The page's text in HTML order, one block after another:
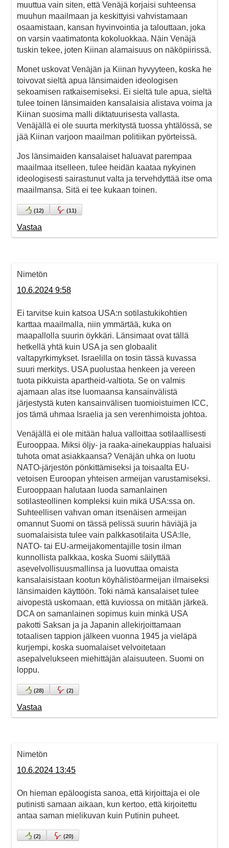
muuttua vain siten, että Venäjä korjaisi suhteensa
muuhun maailmaan ja keskittyisi vahvistamaan
osaamistaan, kansan hyvinvointia ja talouttaan, joka
on varsin vaatimatonta kokoluokkaa. Näin Venäjä
tuskin tekee, joten Kiinan alamaisuus on näköpiirissä.
Monet uskovat Venäjän ja Kiinan hyvyyteen, koska he
toivovat sieltä apua länsimaiden ideologisen
sekoamisen ratkaisemiseksi. Ei sieltä tule apua, sieltä
tulee toinen länsimaiden kansalaisia alistava voima ja
Kiinan suosima malli diktatuurisesta vallasta.
Venäjällä ei ole suurta merkitystä tuossa yhtälössä, se
jää Kiinan varjoon maailman politiikan pyörteissä.
Jos länsimaiden kansalaiset haluavat parempaa
maailmaa itselleen, tulee heidän kaataa nykyinen
ideologisesti sairastunut valta ja tervehdyttää itse oma
maailmansa. Sitä ei tee kukaan toinen.
(12) (11)
Vastaa
Nimetön
10.6.2024 9:58
Ei tarvitse kuin katsoa USA:n sotilastukikohtien
karttaa maailmalla, niin ymmärtää, kuka on
maapallolla suurin öykkäri. Länsimaat ovat tällä
hetkellä yhtä kuin USA ja sen globaalit
valtapyrkimykset. Israelilla on tosin tässä kuvassa
suuri merkitys. USA puolustaa henkeen ja vereen
tuota pikkuista apartheid-valtiota. Se on valmis
ajamaan alas itse luomaansa kansainvälistä
järjestystä kuten kansainvälisen tuomioistuimen ICC,
jos tämä uhmaa Israelia ja sen verenhimoista johtoa.
Venäjällä ei ole mitään halua valloittaa sotilaallisesti
Eurooppaa. Miksi öljy- ja raaka-ainekauppias haluaisi
tuhota omat asiakkaansa? Venäjän uhka on luotu
NATO-järjestön pönkittämiseksi ja toisaalta EU-
vetoisen Euroopan yhteisen armeijan varustamiseksi.
Eurooppaan halutaan luoda samanlainen
sotilasteollinen kompleksi kuin mikä USA:ssa on.
Suhteellisen vahvan oman itsenäisen armeijan
omannut Suomi on tässä pelissä suurin häviäjä ja
suomalaisista tulee vain palkkasotilaita USA:lle,
NATO- tai EU-armeijakomentajille tosin ilman
kunnollista palkkaa, koska Suomi säilyttää
asevelvollisuusmallinsa ja luovuttaa omaista
kansalaisistaan kootun köyhälistöarmeijan ilmaiseksi
länsimaiden käyttöön. Toki nämä kansalaiset tulee
aivopestä uskomaan, että kuviossa on mitään järkeä.
DCA on samanlainen sopimus kuin minkä USA
pakotti Saksan ja ja Japanin allekirjoittamaan
totaalisen tappion jälkeen vuonna 1945 ja vieläpä
kurjempi, koska suomalaiset velvoitetaan
asepalvelukseen miehittäjän alaisuuteen. Suomi on
loppu.
(28) (2)
Vastaa
Nimetön
10.6.2024 13:45
On hieman epäloogista sanoa, että kirjoittaja ei ole
putinisti samaan aikaan, kun kertoo, että kirjoitettu
antaa saman mielikuvan kuin Putinin puheet.
(2) (20)